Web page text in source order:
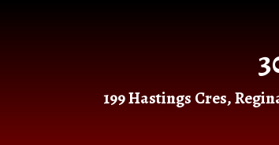
199 Hastings Cres,